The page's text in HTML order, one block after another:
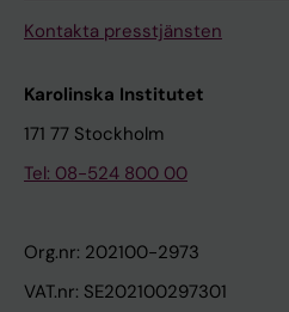
Kontakta presstjänsten
Karolinska Institutet
171 77 Stockholm
Tel: 08-524 800 00
Org.nr: 202100-2973
VAT.nr: SE202100297301